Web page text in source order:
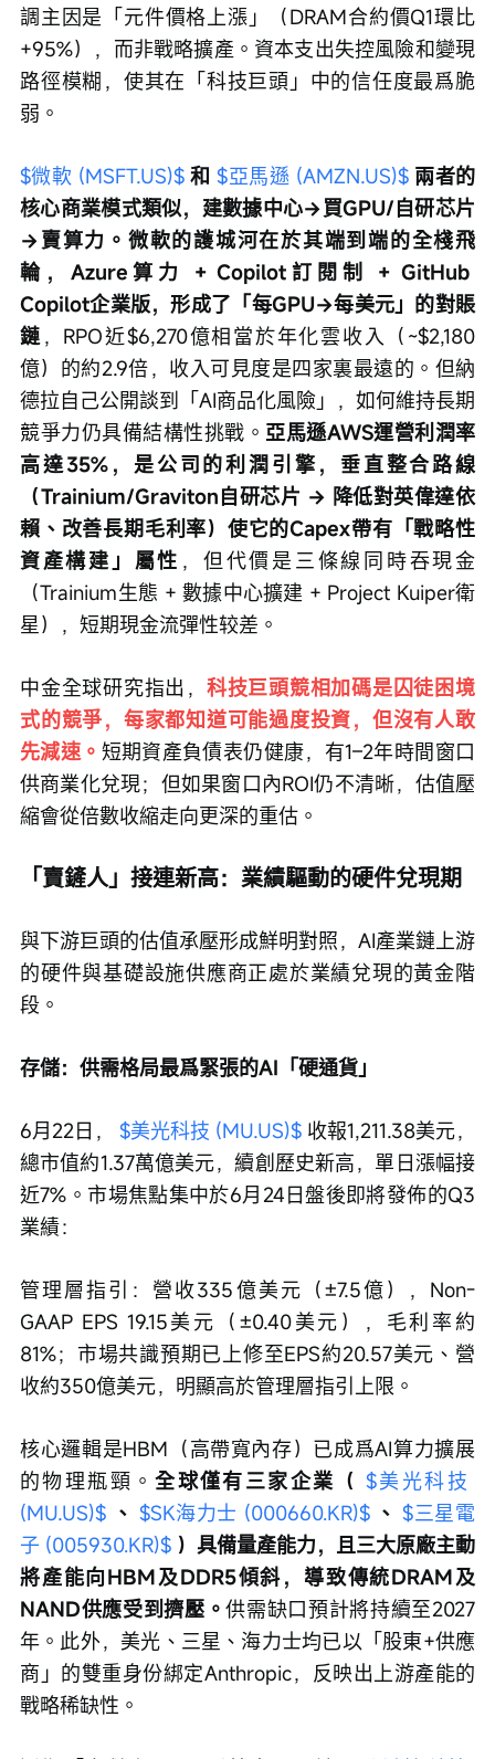
調主因是「元件價格上漲」（DRAM合約價Q1環比
+95%），而非戰略擴產。資本支出失控風險和變現
路徑模糊，使其在「科技巨頭」中的信任度最爲脆
弱。
$微軟 (MSFT.US)$ 和 $亞馬遜 (AMZN.US)$ 兩者的
核心商業模式類似，建數據中心→買GPU/自研芯片
→賣算力。微軟的護城河在於其端到端的全棧飛
輪，Azure算力 + Copilot訂閱制 + GitHub
Copilot企業版，形成了「每GPU→每美元」的對賬
鏈，RPO近$6,270億相當於年化雲收入（~$2,180
億）的約2.9倍，收入可見度是四家裏最遠的。但納
德拉自己公開談到「AI商品化風險」，如何維持長期
競爭力仍具備結構性挑戰。 亞馬遜AWS運營利潤率
高達35%，是公司的利潤引擎，垂直整合路線
（Trainium/Graviton自研芯片 → 降低對英偉達依
賴、改善長期毛利率）使它的Capex帶有「戰略性
資產構建」屬性 ，但代價是三條線同時吞現金
（Trainium生態 + 數據中心擴建 + Project Kuiper衛
星），短期現金流彈性较差。
中金全球研究指出， 科技巨頭競相加碼是囚徒困境
式的競爭，每家都知道可能過度投資，但沒有人敢
先減速。 短期資產負債表仍健康，有1–2年時間窗口
供商業化兌現；但如果窗口內ROI仍不清晰，估值壓
縮會從倍數收縮走向更深的重估。
「賣鏟人」接連新高：業績驅動的硬件兌現期
與下游巨頭的估值承壓形成鮮明對照，AI產業鏈上游
的硬件與基礎設施供應商正處於業績兌現的黃金階
段。
存儲：供需格局最爲緊張的AI「硬通貨」
6月22日， $美光科技 (MU.US)$ 收報1,211.38美元，
總市值約1.37萬億美元，續創歷史新高，單日漲幅接
近7%。市場焦點集中於6月24日盤後即將發佈的Q3
業績：
管理層指引：營收335億美元（±7.5億），Non-
GAAP EPS 19.15美元（±0.40美元），毛利率約
81%；市場共識預期已上修至EPS約20.57美元、營
收約350億美元，明顯高於管理層指引上限。
核心邏輯是HBM（高帶寬內存）已成爲AI算力擴展
的物理瓶頸。全球僅有三家企業（ $美光科技
(MU.US)$ 、 $SK海力士 (000660.KR)$ 、 $三星電
子 (005930.KR)$ ）具備量產能力，且三大原廠主動
將產能向HBM及DDR5傾斜，導致傳統DRAM及
NAND供應受到擠壓。供需缺口預計將持續至2027
年。此外，美光、三星、海力士均已以「股東+供應
商」的雙重身份綁定Anthropic，反映出上游產能的
戰略稀缺性。